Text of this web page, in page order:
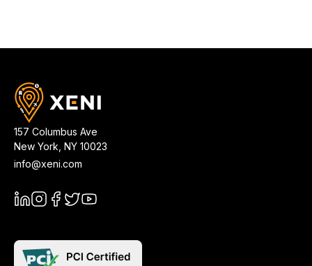
157 Columbus Ave
New York NY 10023
info@xeni.com